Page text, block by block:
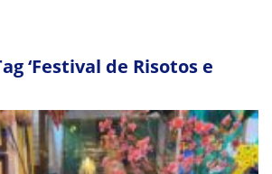
‘Festival de Risotos e